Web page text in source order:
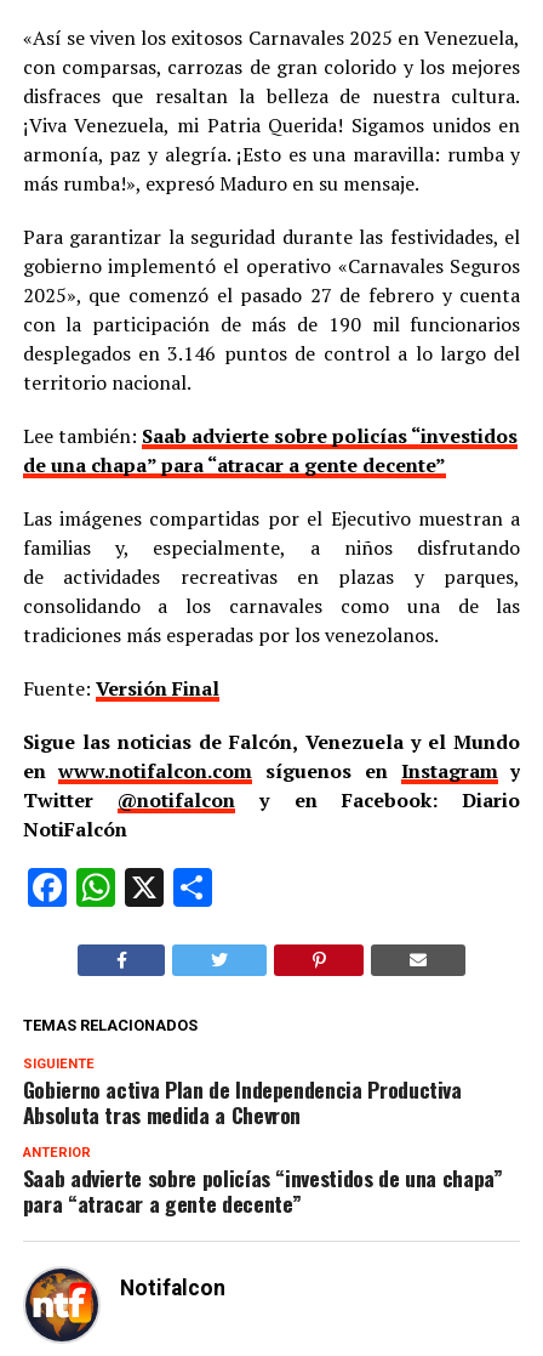
«Así se viven los exitosos Carnavales 2025 en Venezuela,
con comparsas, carrozas de gran colorido y los mejores
disfraces que resaltan la belleza de nuestra cultura.
¡Viva Venezuela, mi Patria Querida! Sigamos unidos en
armonía, paz y alegría. ¡Esto es una maravilla: rumba y
más rumba!», expresó Maduro en su mensaje.
Para garantizar la seguridad durante las festividades, el
gobierno implementó el operativo «Carnavales Seguros
2025», que comenzó el pasado 27 de febrero y cuenta
con la participación de más de 190 mil funcionarios
desplegados en 3.146 puntos de control a lo largo del
territorio nacional.
Lee también: Saab advierte sobre policías “investidos
de una chapa” para “atracar a gente decente”
Las imágenes compartidas por el Ejecutivo muestran a
familias y, especialmente, a niños disfrutando
de actividades recreativas en plazas y parques,
consolidando a los carnavales como una de las
tradiciones más esperadas por los venezolanos.
Fuente: Versión Final
Sigue las noticias de Falcón, Venezuela y el Mundo
enwww.notifalcon.com síguenos en Instagramy
Twitter @notifalcon y en Facebook: Diario
NotiFalcón
Facebook
WhatsApp
X Compartir
TEMAS RELACIONADOS
SIGUIENTE
Gobierno activa Plan de Independencia Productiva
Absoluta tras medida a Chevron
ANTERIOR
Saab advierte sobre policías “investidos de una chapa”
para “atracar a gente decente”
Notifalcon